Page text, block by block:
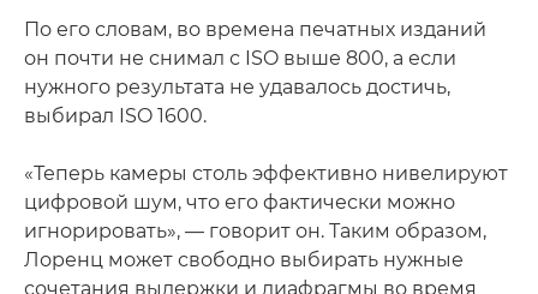
По его словам, во времена печатных изданий
он почти не снимал с ISO выше 800, а если
нужного результата не удавалось достичь,
выбирал ISO 1600.
«Теперь камеры столь эффективно нивелируют
цифровой шум, что его фактически можно
игнорировать», — говорит он. Таким образом,
Лоренц может свободно выбирать нужные
сочетания выдержки и диафрагмы во время